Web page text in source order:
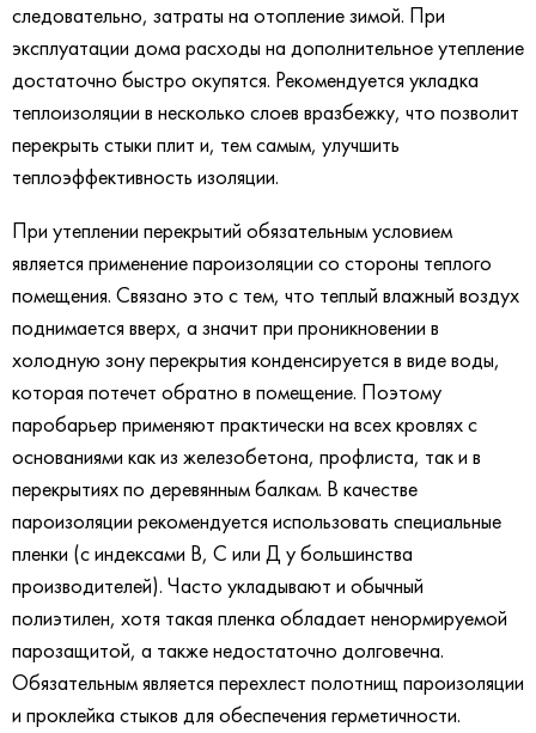
следовательно, затраты на отопление зимой. При
эксплуатации дома расходы на дополнительное утепление
достаточно быстро окупятся. Рекомендуется укладка
теплоизоляции в несколько слоев вразбежку, что позволит
перекрыть стыки плит и, тем самым, улучшить
теплоэффективность изоляции.
При утеплении перекрытий обязательным условием
является применение пароизоляции со стороны теплого
помещения. Связано это с тем, что теплый влажный воздух
поднимается вверх, а значит при проникновении в
холодную зону перекрытия конденсируется в виде воды,
которая потечет обратно в помещение. Поэтому
паробарьер применяют практически на всех кровлях с
основаниями как из железобетона, профлиста, так и в
перекрытиях по деревянным балкам. В качестве
пароизоляции рекомендуется использовать специальные
пленки (с индексами В, С или Д у большинства
производителей). Часто укладывают и обычный
полиэтилен, хотя такая пленка обладает ненормируемой
парозащитой, а также недостаточно долговечна.
Обязательным является перехлест полотнищ пароизоляции
и проклейка стыков для обеспечения герметичности.